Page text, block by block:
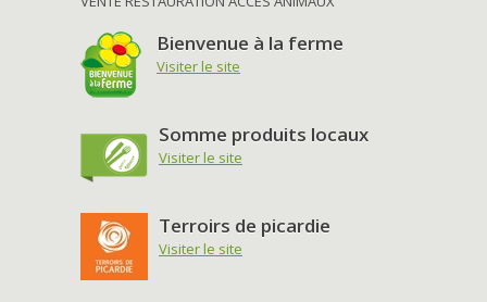
Bienvenue à la ferme
Visiter le site
Somme produits locaux
Visiter le site
Terroirs de picardie
Visiter le site